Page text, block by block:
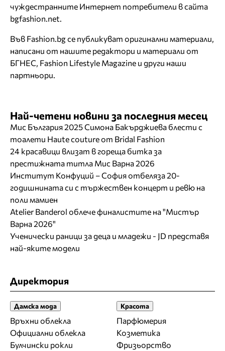
чуждестранните Интернет потребители в сайта
bgfashion.net.
Във Fashion.bg се публикуват оригинални материали,
написани от нашите редактори и материали от
БГНЕС, Fashion Lifestyle Magazine и други наши
партньори.
Най-четени новини за последния месец
Мис България 2025 Симона Бакърджиева блести с
тоалети Haute couture от Bridal Fashion
24 красавици влизат в гореща битка за
престижната титла Мис Варна 2026
Институт Конфуций – София отбеляза 20-
годишнината си с тържествен концерт и ревю на
поли мамиен
Atelier Banderol облече финалистите на "Мистър
Варна 2026"
Ученически раници за деца и младежи - JD представя
най-яките модели
Директория
Дамска мода
Връхни облекла
Официални облекла
Булчински рокли
Красота
Парфюмерия
Козметика
Фризьорство